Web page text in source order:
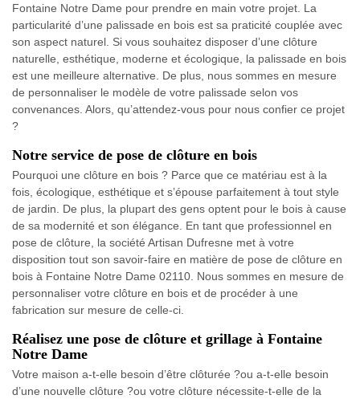
Fontaine Notre Dame pour prendre en main votre projet. La
particularité d’une palissade en bois est sa praticité couplée avec
son aspect naturel. Si vous souhaitez disposer d’une clôture
naturelle, esthétique, moderne et écologique, la palissade en bois
est une meilleure alternative. De plus, nous sommes en mesure
de personnaliser le modèle de votre palissade selon vos
convenances. Alors, qu’attendez-vous pour nous confier ce projet
?
Notre service de pose de clôture en bois
Pourquoi une clôture en bois ? Parce que ce matériau est à la
fois, écologique, esthétique et s’épouse parfaitement à tout style
de jardin. De plus, la plupart des gens optent pour le bois à cause
de sa modernité et son élégance. En tant que professionnel en
pose de clôture, la société Artisan Dufresne met à votre
disposition tout son savoir-faire en matière de pose de clôture en
bois à Fontaine Notre Dame 02110. Nous sommes en mesure de
personnaliser votre clôture en bois et de procéder à une
fabrication sur mesure de celle-ci.
Réalisez une pose de clôture et grillage à Fontaine
Notre Dame
Votre maison a-t-elle besoin d’être clôturée ?ou a-t-elle besoin
d’une nouvelle clôture ?ou votre clôture nécessite-t-elle de la